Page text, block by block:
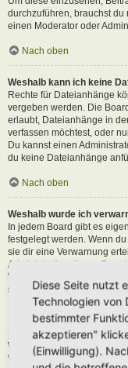
durchzuführen, brauchst
einen Moderator oder
Nach oben
Weshalb kann ich keine
Rechte für Dateianhänge
vergeben werden. Die
erlaubt, Dateianhänge in
verfassen möchtest, oder
Du kannst einen
du keine Dateianhänge
Nach oben
Weshalb wurde ich
In jedem Board gibt es
festgelegt werden. Wenn
sie dir eine Verwarnung
Administration dieses
Verwarnung zu tun hat.
sicher bist, wieso du
Nach oben
Wie kann ich Beiträge den
Wenn ein Administrator die
Diese Seite nutzt
Technologien von
bestimmter
akzeptieren"
(Einwilligung).